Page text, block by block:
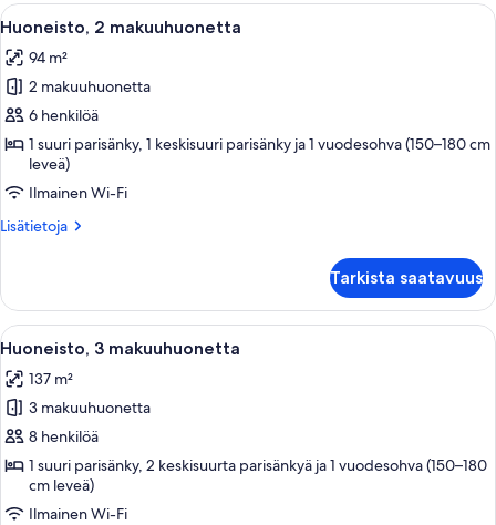
Avaa
kaikki
huonetyypin
Huoneisto,
2
makuuhuonetta
kuvat
Moderni olohuone, jossa on
13
Huoneisto, 2 makuuhuonetta
94 m²
2 makuuhuonetta
6 henkilöä
1 suuri parisänky, 1 keskisuuri parisänky ja 1 vuodesohva (150–180 cm
leveä)
Ilmainen Wi-Fi
Lisätietoja
Lisätietoja
makuuhuonetta
Tarkista saatavuus
Avaa
kaikki
huonetyypin
Huoneisto,
3
makuuhuonetta
kuvat
Moderni olohuone, jossa on
23
Huoneisto, 3 makuuhuonetta
137 m²
3 makuuhuonetta
8 henkilöä
1 suuri parisänky, 2 keskisuurta parisänkyä ja 1 vuodesohva (150–180
cm leveä)
Ilmainen Wi-Fi